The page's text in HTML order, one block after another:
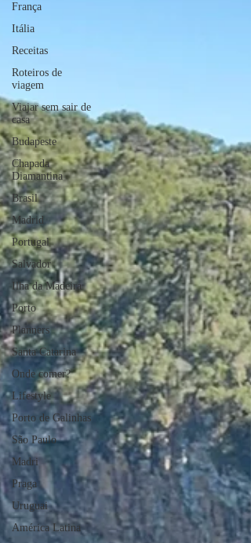
França
Itália
Receitas
Roteiros de
viagem
Viajar sem sair de
casa
Budapeste
Chapada
Diamantina
Brasil
Madrid
Portugal
Salvador
Ilha da Madeira
Porto
Planners
Santa Catarina
Onde comer?
Lifestyle
Porto de Galinhas
São Paulo
Madri
Praga
Uruguai
América Latina